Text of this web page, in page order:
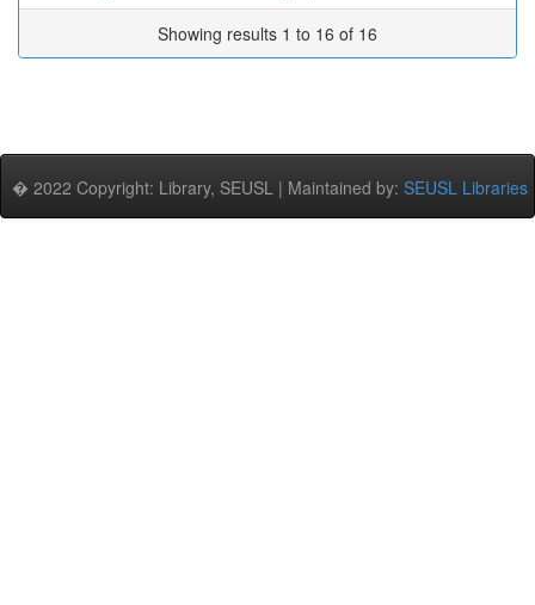
Showing results 1 to 16 of 16
� 2022 Copyright: Library, SEUSL | Maintained by: SEUSL Libraries